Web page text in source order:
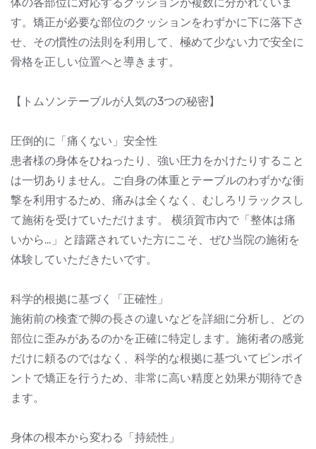
す。矯正が必要な部位のクッションをわずかに下に落下さ
せ、その慣性の法則を利用して、極めて少ない力で安全に
骨格を正しい位置へと導きます。
【トムソンテーブルが人気の3つの秘密】
圧倒的に「痛くない」安全性
患者様の身体をひねったり、強い圧力をかけたりすること
は一切ありません。ご自身の体重とテーブルのわずかな衝
撃を利用するため、痛みは全くなく、むしろリラックスし
て施術を受けていただけます。 横須賀市内で「整体は痛
いから…」と躊躇されていた方にこそ、ぜひ当院の施術を
体験していただきたいです。
科学的根拠に基づく「正確性」
施術前の検査で脚の長さの違いなどを詳細に分析し、どの
部位に歪みがあるのかを正確に特定します。施術者の感覚
だけに頼るのではなく、科学的な根拠に基づいてピンポイ
ントで矯正を行うため、非常に高い精度と効果が期待でき
ます。
身体の根本から変わる「持続性」